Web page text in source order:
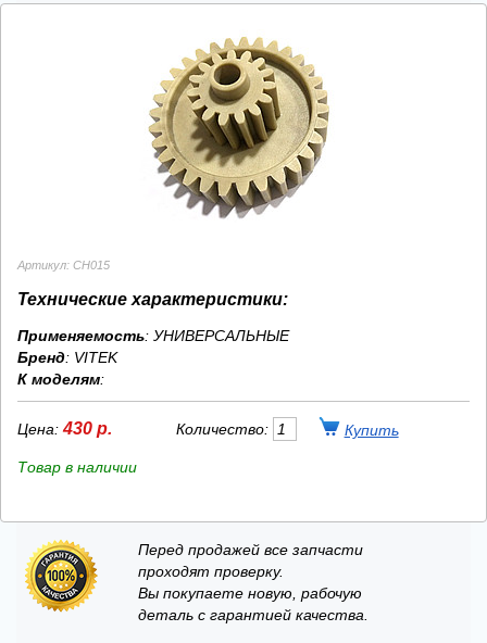
Артикул: CH015
Технические характеристики:
Применяемость: УНИВЕРСАЛЬНЫЕ
Бренд: VITEK
К моделям:
Цена:430 р. Количество:
Товар в наличии
Перед продажей все запчасти
проходят проверку.
Вы покупаете новую, рабочую
деталь с гарантией качества.